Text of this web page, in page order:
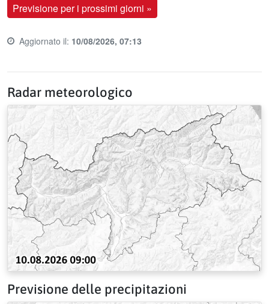
Previsione per i prossimi giorni »
Last update time:
Aggiornato il: 10/08/2026, 07:13
Radar meteorologico
Previsione delle precipitazioni